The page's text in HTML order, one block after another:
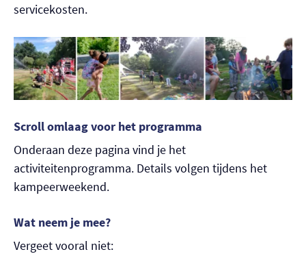
servicekosten.
Scroll omlaag voor het programma
Onderaan deze pagina vind je het
activiteitenprogramma. Details volgen tijdens het
kampeerweekend.
Wat neem je mee?
Vergeet vooral niet: